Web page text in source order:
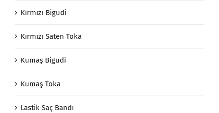
Kırmızı Bigudi
Kırmızı Saten Toka
Kumaş Bigudi
Kumaş Toka
Lastik Saç Bandı